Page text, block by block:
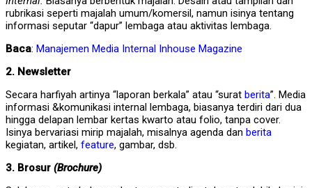
rubrikasi seperti majalah umum/komersil, namun isinya tentang
informasi seputar “dapur” lembaga atau aktivitas lembaga.
Baca: Manajemen Media Internal Inhouse Magazine
2. Newsletter
Secara harfiyah artinya “laporan berkala” atau “surat berita”. Media
informasi &komunikasi internal lembaga, biasanya terdiri dari dua
hingga delapan lembar kertas kwarto atau folio, tanpa cover.
Isinya bervariasi mirip majalah, misalnya agenda dan berita
kegiatan, artikel, feature, gambar, dsb.
3. Brosur (Brochure)